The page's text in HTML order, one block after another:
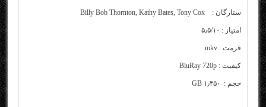
ستارگان :Billy Bob Thornton, Kathy Bates, Tony Cox
امتیاز : ۵٫۵/۱۰
فرمت : mkv
کیفیت : BluRay 720p
حجم : ۱٫۴۵۰ GB